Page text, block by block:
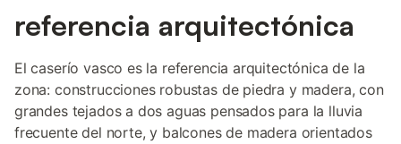
referencia arquitectónica
El caserío vasco es la referencia arquitectónica de la
zona: construcciones robustas de piedra y madera, con
grandes tejados a dos aguas pensados para la lluvia
frecuente del norte, y balcones de madera orientados